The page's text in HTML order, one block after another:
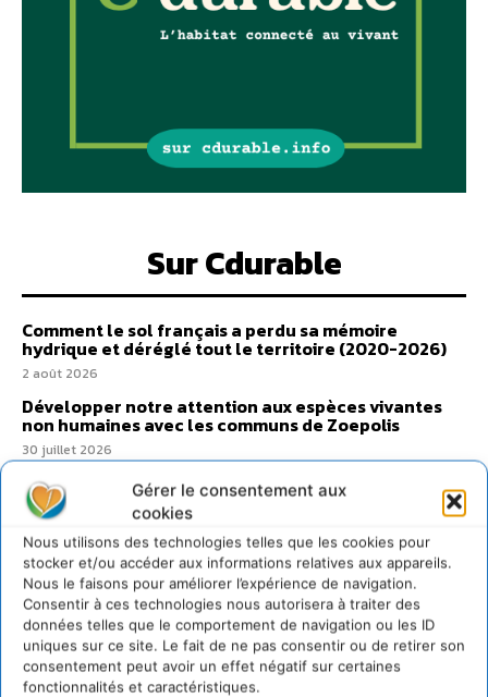
Gérer le consentement aux
cookies
Nous utilisons des technologies telles que les cookies pour
stocker et/ou accéder aux informations relatives aux appareils.
Nous le faisons pour améliorer l’expérience de navigation.
Consentir à ces technologies nous autorisera à traiter des
données telles que le comportement de navigation ou les ID
uniques sur ce site. Le fait de ne pas consentir ou de retirer son
consentement peut avoir un effet négatif sur certaines
fonctionnalités et caractéristiques.
Sur Cdurable
Comment le sol français a perdu sa mémoire
hydrique et déréglé tout le territoire (2020-2026)
2 août 2026
Développer notre attention aux espèces vivantes
non humaines avec les communs de Zoepolis
30 juillet 2026
Un kit citoyen pour lever les freins au
développement des forêts comestibles dans nos
villes
29 juillet 2026
L’éco-anxiété informe et l’éco-lucidité transforme
28 juillet 2026
7 indicateurs pour des villes résilientes et durables,
adaptées au changement climatique
27 juillet 2026